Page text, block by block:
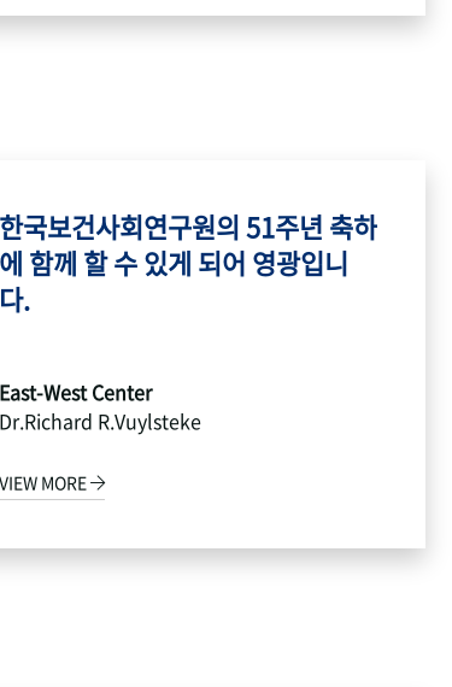
한국보건사회연구원의 51주년 축하
에 함께 할 수 있게 되어 영광입니
다.
East-West Center
Dr.Richard R.Vuylsteke
VIEW MORE